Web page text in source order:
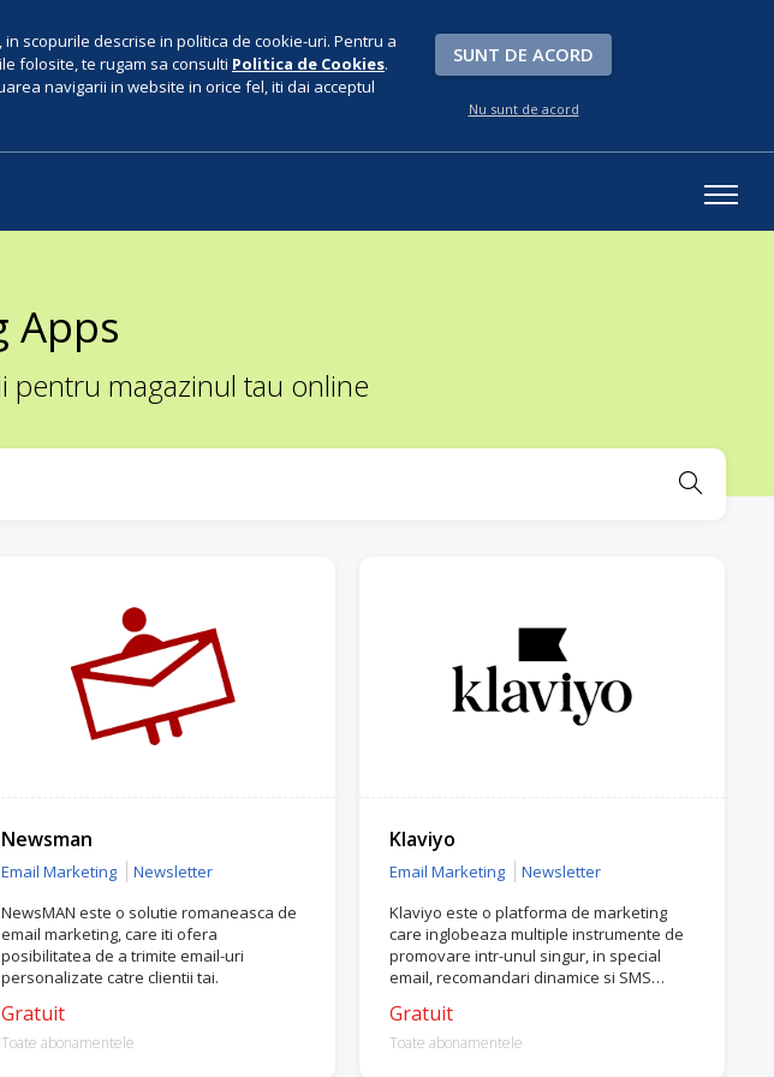
scopurile descrise in politica de cookie-uri. Pentru a
folosite, te rugam sa consulti Politica de Cookies.
navigarii in website in orice fel, iti dai acceptul
SUNT DE ACORD
Nu sunt de acord
Apps
pentru magazinul tau online
Newsman
Email Marketing
Newsletter
NewsMAN este o solutie romaneasca de
email marketing, care iti ofera
posibilitatea de a trimite email-uri
personalizate catre clientii tai.
Gratuit
Toate abonamentele
Klaviyo
Email Marketing
Newsletter
Klaviyo este o platforma de marketing
care inglobeaza multiple instrumente de
promovare intr-unul singur, in special
email, recomandari dinamice si SMS
Gratuit
Toate abonamentele